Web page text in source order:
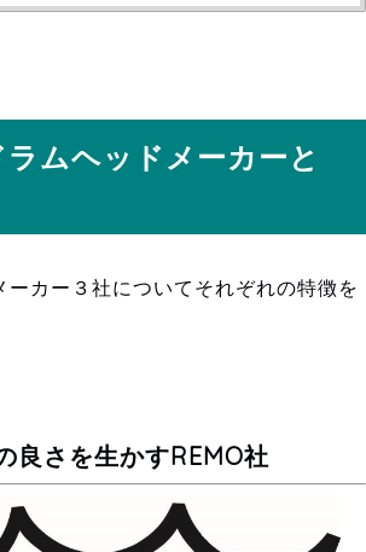
ラムヘッドメーカーと
ーカー３社についてそれぞれの特徴を
良さを生かすREMO社